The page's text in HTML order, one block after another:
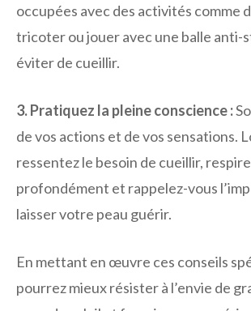
occupées avec des activités comme
tricoter ou jouer avec une balle anti-
éviter de cueillir.
3. Pratiquez la pleine conscience :
de vos actions et de vos sensations.
ressentez le besoin de cueillir,
profondément et rappelez-vous
laisser votre peau guérir.
En mettant en œuvre ces conseils
pourrez mieux résister à l’envie de